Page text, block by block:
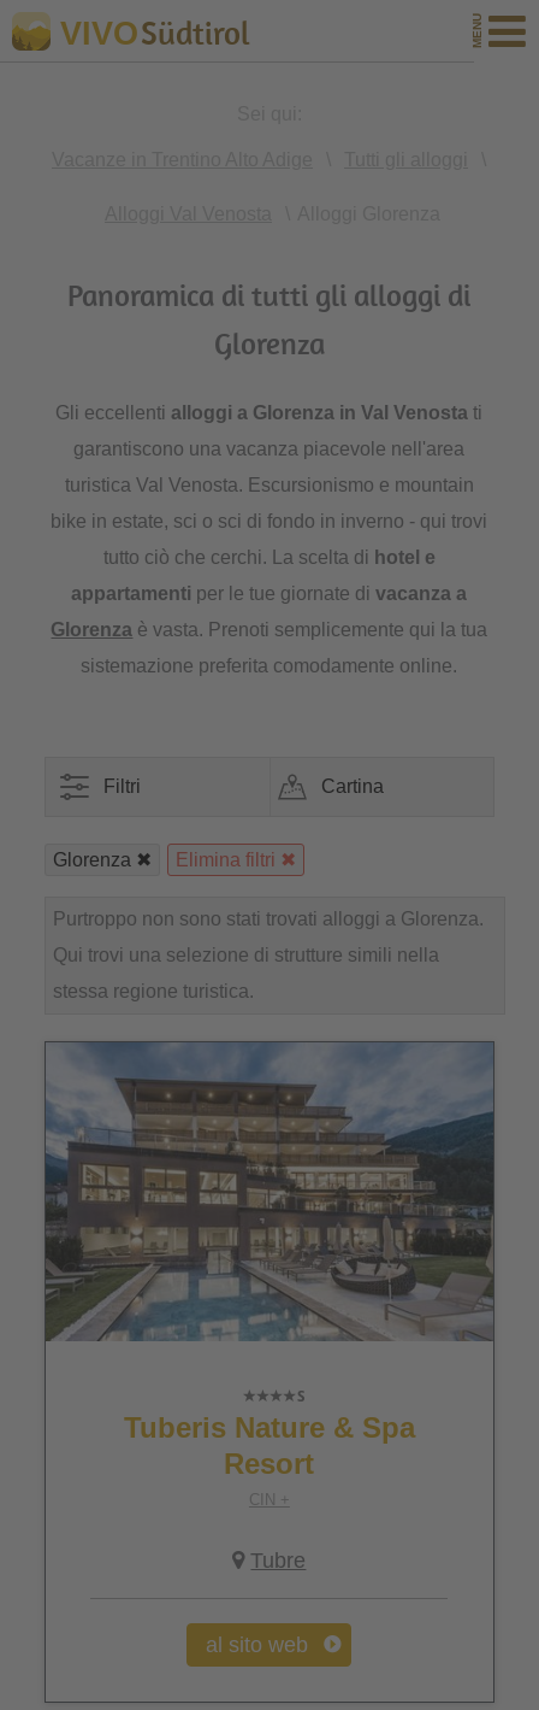
VIVOSüdtirol
Panoramica di tutti gli alloggi di
Glorenza
Gli eccellenti alloggi a Glorenza in Val Venosta ti
garantiscono una vacanza piacevole nell'area
turistica Val Venosta. Escursionismo e mountain
bike in estate, sci o sci di fondo in inverno - qui trovi
tutto ciò che cerchi. La scelta di hotel e
appartamenti per le tue giornate divacanza a
Glorenza è vasta. Prenoti semplicemente qui la tua
sistemazione preferita comodamente online.
Filtri Cartina
Glorenza Elimina filtri
Purtroppo non sono stati trovati alloggi a Glorenza.
Qui trovi una selezione di strutture simili nella
stessa regione turistica.
Tuberis Nature & Spa
Resort
CIN +
Tubre
al sito web